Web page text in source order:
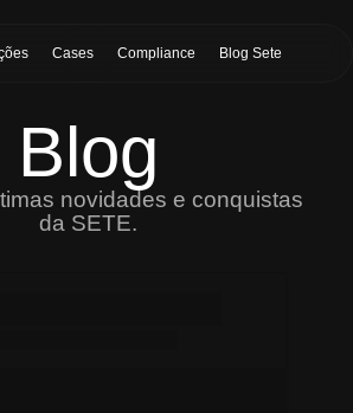
Cases Compliance Blog Sete
Blog
novidades e conquistas
da SETE.